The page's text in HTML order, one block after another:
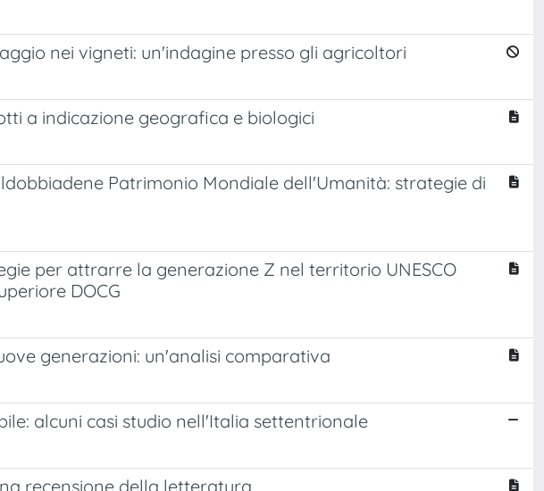
nei vigneti: un'indagine presso gli agricoltori
a indicazione geografica e biologici
Patrimonio Mondiale dell'Umanità: strategie di
per attrarre la generazione Z nel territorio UNESCO
DOCG
generazioni: un'analisi comparativa
alcuni casi studio nell'Italia settentrionale
recensione della letteratura